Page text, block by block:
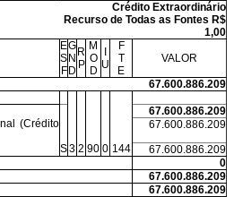
Crédito Extraordinário
Recurso de Todas as Fontes R$
1,00
E
S
F
G
N
D
R
P
M
O
D U
F
T
E
VALOR
67.600.886.209
67.600.886.209
(Crédito
67.600.886.209
S3 2 90 0 144
67.600.886.209
0
67.600.886.209
67.600.886.209